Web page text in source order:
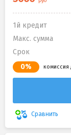
1й кредит
Макс. сумма
Срок
0% комиссия
Сравнить